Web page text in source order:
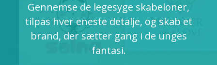
Trykte produkter
Gennemse de legesyge skabeloner,
tilpas hver eneste detalje, og skab et
brand, der sætter gang i de unges
fantasi.